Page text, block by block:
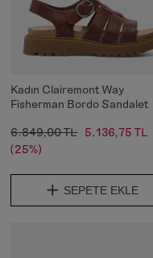
Kadın Clairemont Way
Fisherman Bordo Sandalet
6.849,00 TL 5.136,75 TL
(25%)
SEPETE EKLE